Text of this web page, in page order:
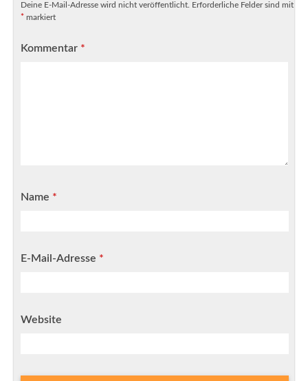
Deine E-Mail-Adresse wird nicht veröffentlicht.
Erforderliche Felder sind mit
* markiert
Kommentar *
Name *
E-Mail-Adresse *
Website